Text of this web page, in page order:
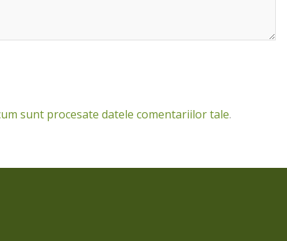
sunt procesate datele comentariilor tale.